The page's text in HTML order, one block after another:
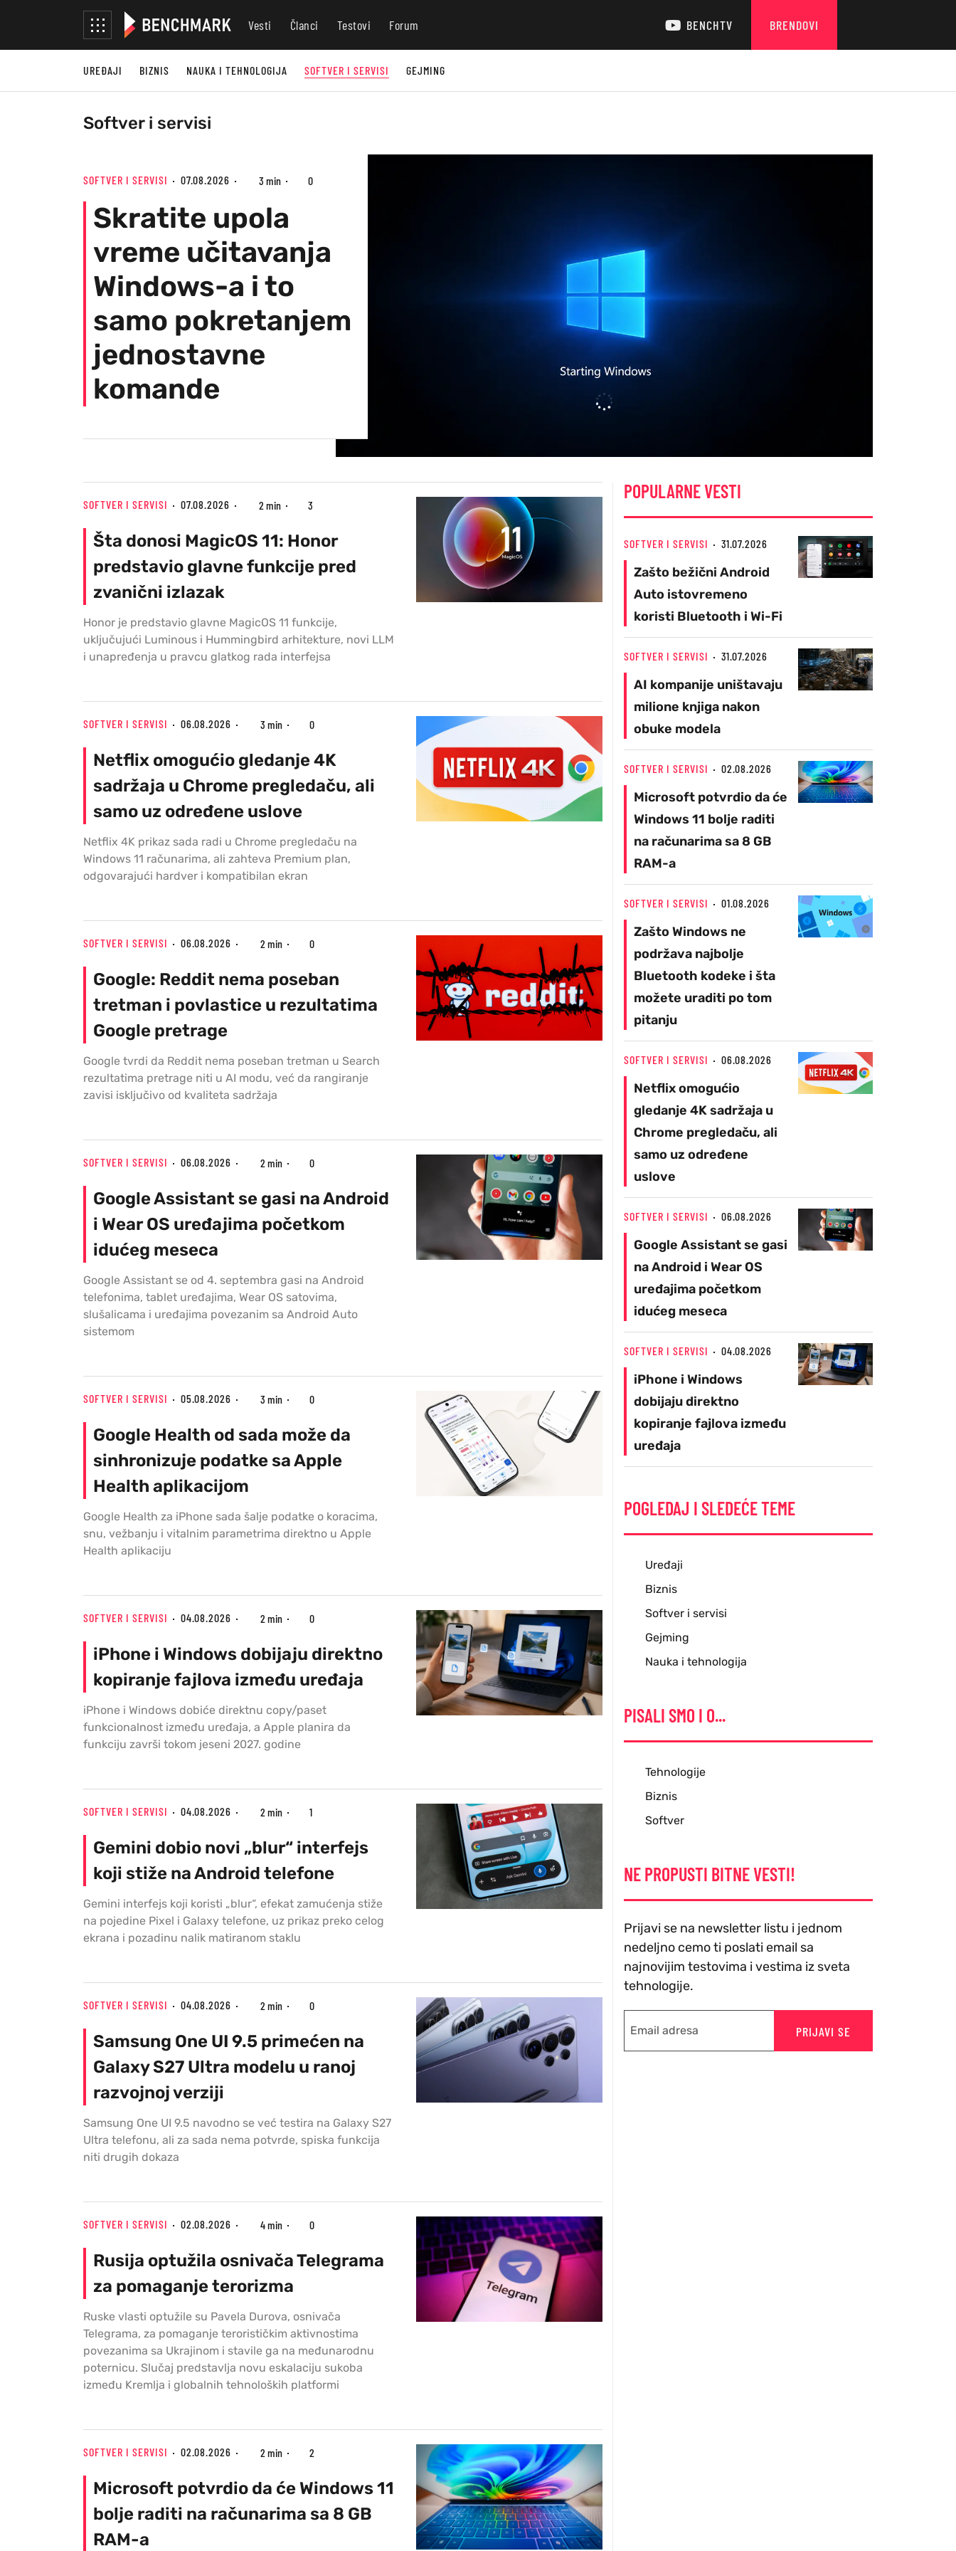
Vesti Članci Testovi Forum BENCHTV BRENDOVI
UREĐAJI BIZNIS NAUKA I TEHNOLOGIJA SOFTVER I SERVISI GEJMING
Softver i servisi
SOFTVER I SERVISI 07.08.2026 3 min 0
Skratite upola
vreme učitavanja
Windows-a i to
samo pokretanjem
jednostavne
komande
SOFTVER I SERVISI 07.08.2026 2 min 3
Šta donosi MagicOS 11: Honor
predstavio glavne funkcije pred
zvanični izlazak
Honor je predstavio glavne MagicOS 11 funkcije,
uključujući Luminous i Hummingbird arhitekture, novi LLM
i unapređenja u pravcu glatkog rada interfejsa
SOFTVER I SERVISI 06.08.2026 3 min 0
Netflix omogućio gledanje 4K
sadržaja u Chrome pregledaču, ali
samo uz određene uslove
Netflix 4K prikaz sada radi u Chrome pregledaču na
Windows 11 računarima, ali zahteva Premium plan,
odgovarajući hardver i kompatibilan ekran
SOFTVER I SERVISI 06.08.2026 2 min 0
Google: Reddit nema poseban
tretman i povlastice u rezultatima
Google pretrage
Google tvrdi da Reddit nema poseban tretman u Search
rezultatima pretrage niti u AI modu, već da rangiranje
zavisi isključivo od kvaliteta sadržaja
SOFTVER I SERVISI 06.08.2026 2 min 0
Google Assistant se gasi na Android
i Wear OS uređajima početkom
idućeg meseca
Google Assistant se od 4. septembra gasi na Android
telefonima, tablet uređajima, Wear OS satovima,
slušalicama i uređajima povezanim sa Android Auto
sistemom
SOFTVER I SERVISI 05.08.2026 3 min 0
Google Health od sada može da
sinhronizuje podatke sa Apple
Health aplikacijom
Google Health za iPhone sada šalje podatke o koracima,
snu, vežbanju i vitalnim parametrima direktno u Apple
Health aplikaciju
SOFTVER I SERVISI 04.08.2026 2 min 0
iPhone i Windows dobijaju direktno
kopiranje fajlova između uređaja
iPhone i Windows dobiće direktnu copy/paset
funkcionalnost između uređaja, a Apple planira da
funkciju završi tokom jeseni 2027. godine
SOFTVER I SERVISI 04.08.2026 2 min 1
Gemini dobio novi „blur“ interfejs
koji stiže na Android telefone
Gemini interfejs koji koristi „blur“, efekat zamućenja stiže
na pojedine Pixel i Galaxy telefone, uz prikaz preko celog
ekrana i pozadinu nalik matiranom staklu
SOFTVER I SERVISI 04.08.2026 2 min 0
Samsung One UI 9.5 primećen na
Galaxy S27 Ultra modelu u ranoj
razvojnoj verziji
Samsung One UI 9.5 navodno se već testira na Galaxy S27
Ultra telefonu, ali za sada nema potvrde, spiska funkcija
niti drugih dokaza
SOFTVER I SERVISI 02.08.2026 4 min 0
Rusija optužila osnivača Telegrama
za pomaganje terorizma
Ruske vlasti optužile su Pavela Durova, osnivača
Telegrama, za pomaganje terorističkim aktivnostima
povezanima sa Ukrajinom i stavile ga na međunarodnu
poternicu. Slučaj predstavlja novu eskalaciju sukoba
između Kremlja i globalnih tehnoloških platformi
SOFTVER I SERVISI 02.08.2026 2 min 2
Microsoft potvrdio da će Windows 11
bolje raditi na računarima sa 8 GB
RAM-a
POPULARNE VESTI
SOFTVER I SERVISI 31.07.2026
Zašto bežični Android
Auto istovremeno
koristi Bluetooth i Wi-Fi
SOFTVER I SERVISI 31.07.2026
AI kompanije uništavaju
milione knjiga nakon
obuke modela
SOFTVER I SERVISI 02.08.2026
Microsoft potvrdio da će
Windows 11 bolje raditi
na računarima sa 8 GB
RAM-a
SOFTVER I SERVISI 01.08.2026
Zašto Windows ne
podržava najbolje
Bluetooth kodeke i šta
možete uraditi po tom
pitanju
SOFTVER I SERVISI 06.08.2026
Netflix omogućio
gledanje 4K sadržaja u
Chrome pregledaču, ali
samo uz određene
uslove
SOFTVER I SERVISI 06.08.2026
Google Assistant se gasi
na Android i Wear OS
uređajima početkom
idućeg meseca
SOFTVER I SERVISI 04.08.2026
iPhone i Windows
dobijaju direktno
kopiranje fajlova između
uređaja
POGLEDAJ I SLEDEĆE TEME
Uređaji
Biznis
Softver i servisi
Gejming
Nauka i tehnologija
PISALI SMO I O...
Tehnologije
Biznis
Softver
NE PROPUSTI BITNE VESTI!
Prijavi se na newsletter listu i jednom
nedeljno cemo ti poslati email sa
najnovijim testovima i vestima iz sveta
tehnologije.
PRIJAVI SE